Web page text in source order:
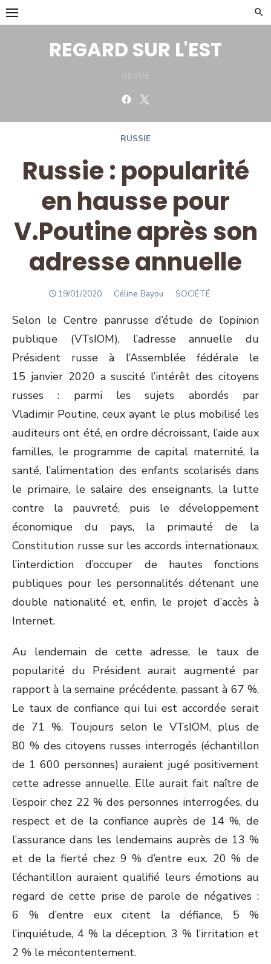
Skip
to
REGARD SUR L'EST
Facebook
RUSSIE
Russie : popularité
en hausse pour
V.Poutine après son
adresse annuelle
POSTED
19/01/2020 Author
Céline Bayou SOCIÉTÉ
Selon le Centre panrusse d’étude de l’opinion
publique (VTsIOM), l’adresse annuelle du
Président russe à l’Assemblée fédérale le
15 janvier 2020 a suscité l’intérêt des citoyens
russes : parmi les sujets abordés par
Vladimir Poutine, ceux ayant le plus mobilisé les
auditeurs ont été, en ordre décroissant, l’aide aux
familles, le programme de capital maternité, la
santé, l’alimentation des enfants scolarisés dans
le primaire, le salaire des enseignants, la lutte
contre la pauvreté, puis le développement
économique du pays, la primauté de la
Constitution russe sur les accords internationaux,
l’interdiction d’occuper de hautes fonctions
publiques pour les personnalités détenant une
double nationalité et, enfin, le projet d’accès à
Internet.
Au lendemain de cette adresse, le taux de
popularité du Président aurait augmenté par
rapport à la semaine précédente, passant à 67 %.
Le taux de confiance qui lui est accordée serait
de 71 %. Toujours selon le VTsIOM, plus de
80 % des citoyens russes interrogés (échantillon
de 1 600 personnes) auraient jugé positivement
cette adresse annuelle. Elle aurait fait naître de
l’espoir chez 22 % des personnes interrogées, du
respect et de la confiance auprès de 14 %, de
l’assurance dans les lendemains auprès de 13 %
et de la fierté chez 9 % d’entre eux. 20 % de
l’échantillon auraient qualifié leurs émotions au
regard de cette prise de parole de négatives :
6 % d’entre eux citent la défiance, 5 %
l’inquiétude, 4 % la déception, 3 % l’irritation et
2 % le mécontentement.